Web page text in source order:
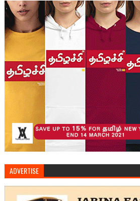
ADVERTISE